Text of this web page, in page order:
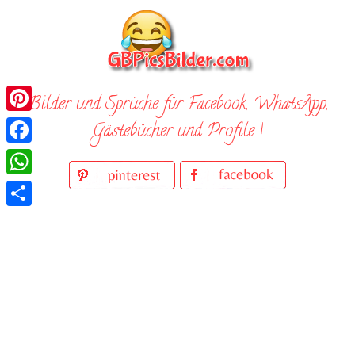
Bilder und Sprüche für Facebook, WhatsApp,
Gästebücher und Profile !
Pinterest
Facebook
WhatsApp